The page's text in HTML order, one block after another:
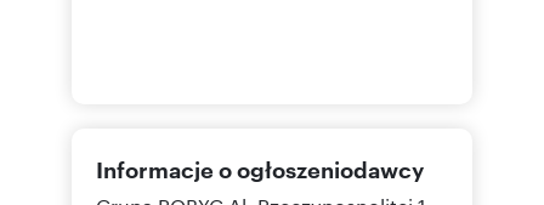
Informacje o ogłoszeniodawcy